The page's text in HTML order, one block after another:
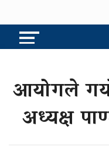
आयोगले
अध्यक्ष